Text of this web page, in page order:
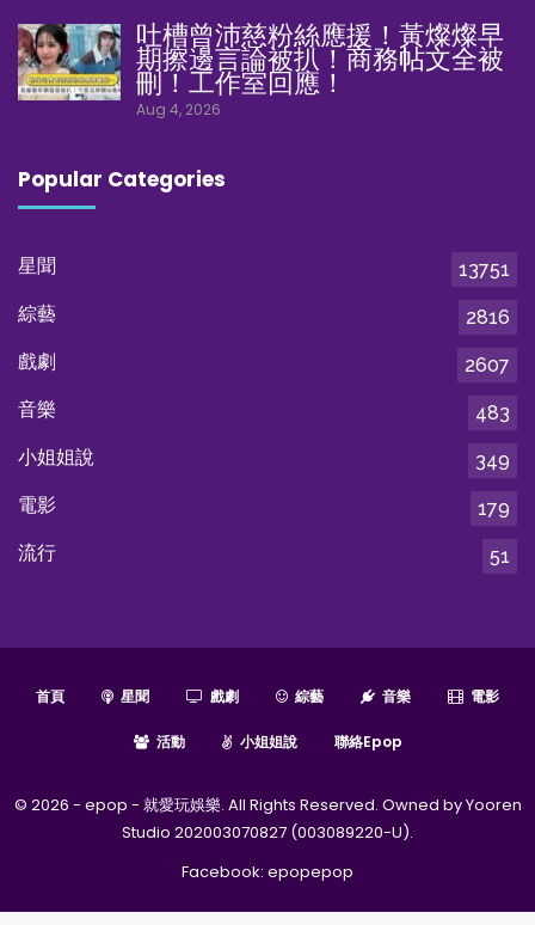
吐槽曾沛慈粉絲應援！黃燦燦早
期擦邊言論被扒！商務帖文全被
刪！工作室回應！
Aug 4, 2026
Popular Categories
星聞
13751
綜藝
2816
戲劇
2607
音樂
483
小姐姐說
349
電影
179
流行
51
首頁 星聞 戲劇 綜藝 音樂 電影
活動 小姐姐說 聯絡epop
© 2026 - epop - 就愛玩娛樂. All Rights Reserved. Owned by Yooren
Studio 202003070827 (003089220-U).
Facebook: epopepop